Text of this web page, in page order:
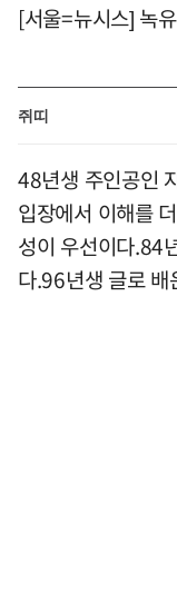
[서울=뉴시스] 녹
쥐띠
48년생 주인공인
입장에서 이해를
성이 우선이다.84
다.96년생 글로 배